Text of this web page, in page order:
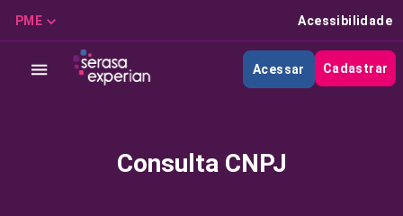
PME Acessibilidade
Acessar Cadastrar
Consulta CNPJ